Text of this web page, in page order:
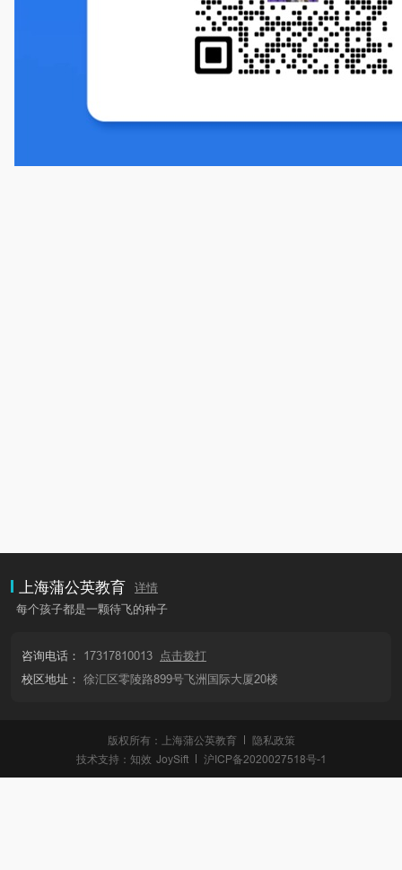
上海蒲公英教育
详情
每个孩子都是一颗待飞的种子
咨询电话： 17317810013
点击拨打
校区地址： 徐汇区零陵路899号飞洲国际大厦20楼
版权所有：上海蒲公英教育
隐私政策
技术支持： 知效 JoySift 沪ICP备2020027518号-1